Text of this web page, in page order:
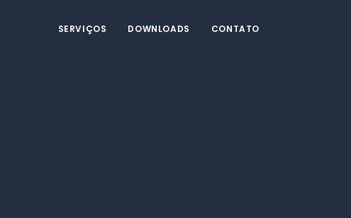
SERVIÇOS DOWNLOADS CONTATO